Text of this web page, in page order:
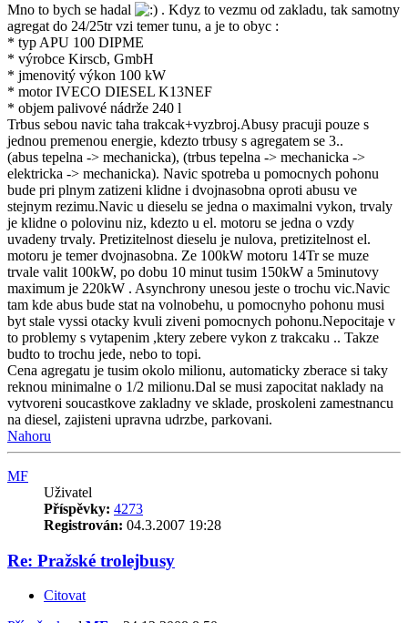
Mno to bych se hadal
. Kdyz to vezmu od zakladu, tak samotny
agregat do 24/25tr vzi temer tunu, a je to obyc :
* typ APU 100 DIPME
* výrobce Kirscb, GmbH
* jmenovitý výkon 100 kW
* motor IVECO DIESEL K13NEF
* objem palivové nádrže 240 l
Trbus sebou navic taha trakcak+vyzbroj.Abusy pracuji pouze s
jednou premenou energie, kdezto trbusy s agregatem se 3..
(abus tepelna -> mechanicka), (trbus tepelna -> mechanicka ->
elektricka -> mechanicka). Navic spotreba u pomocnych pohonu
bude pri plnym zatizeni klidne i dvojnasobna oproti abusu ve
stejnym rezimu.Navic u dieselu se jedna o maximalni vykon, trvaly
je klidne o polovinu niz, kdezto u el. motoru se jedna o vzdy
uvadeny trvaly. Pretizitelnost dieselu je nulova, pretizitelnost el.
motoru je temer dvojnasobna. Ze 100kW motoru 14Tr se muze
trvale valit 100kW, po dobu 10 minut tusim 150kW a 5minutovy
maximum je 220kW . Asynchrony unesou jeste o trochu vic.Navic
tam kde abus bude stat na volnobehu, u pomocnyho pohonu musi
byt stale vyssi otacky kvuli ziveni pomocnych pohonu.Nepocitaje v
to problemy s vytapenim ,ktery zebere vykon z trakcaku .. Takze
budto to trochu jede, nebo to topi.
Cena agregatu je tusim okolo milionu, automaticky zberace si taky
reknou minimalne o 1/2 milionu.Dal se musi zapocitat naklady na
vytvoreni soucastkove zakladny ve sklade, proskoleni zamestnancu
na diesel, zajisteni upravna udrzbe, parkovani.
Nahoru
MF
Uživatel
Příspěvky: 4273
Registrován: 04.3.2007 19:28
Re: Pražské trolejbusy
Citovat